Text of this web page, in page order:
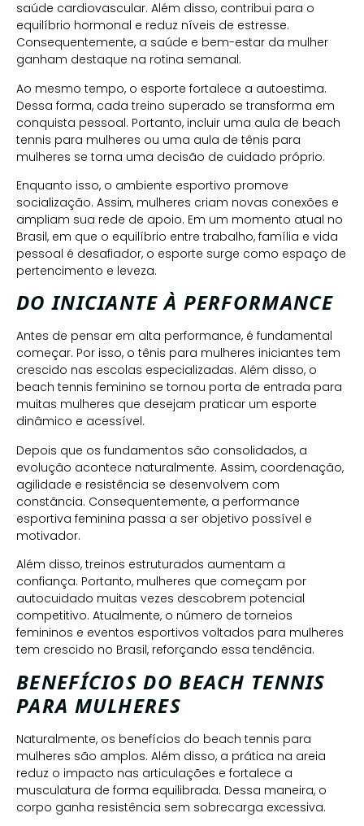
saúde cardiovascular. Além disso, contribui para o
equilíbrio hormonal e reduz níveis de estresse.
Consequentemente, a saúde e bem-estar da mulher
ganham destaque na rotina semanal.
Ao mesmo tempo, o esporte fortalece a autoestima.
Dessa forma, cada treino superado se transforma em
conquista pessoal. Portanto, incluir uma aula de beach
tennis para mulheres ou uma aula de tênis para
mulheres se torna uma decisão de cuidado próprio.
Enquanto isso, o ambiente esportivo promove
socialização. Assim, mulheres criam novas conexões e
ampliam sua rede de apoio. Em um momento atual no
Brasil, em que o equilíbrio entre trabalho, família e vida
pessoal é desafiador, o esporte surge como espaço de
pertencimento e leveza.
DO INICIANTE À PERFORMANCE
Antes de pensar em alta performance, é fundamental
começar. Por isso, o tênis para mulheres iniciantes tem
crescido nas escolas especializadas. Além disso, o
beach tennis feminino se tornou porta de entrada para
muitas mulheres que desejam praticar um esporte
dinâmico e acessível.
Depois que os fundamentos são consolidados, a
evolução acontece naturalmente. Assim, coordenação,
agilidade e resistência se desenvolvem com
constância. Consequentemente, a performance
esportiva feminina passa a ser objetivo possível e
motivador.
Além disso, treinos estruturados aumentam a
confiança. Portanto, mulheres que começam por
autocuidado muitas vezes descobrem potencial
competitivo. Atualmente, o número de torneios
femininos e eventos esportivos voltados para mulheres
tem crescido no Brasil, reforçando essa tendência.
BENEFÍCIOS DO BEACH TENNIS
PARA MULHERES
Naturalmente, os benefícios do beach tennis para
mulheres são amplos. Além disso, a prática na areia
reduz o impacto nas articulações e fortalece a
musculatura de forma equilibrada. Dessa maneira, o
corpo ganha resistência sem sobrecarga excessiva.